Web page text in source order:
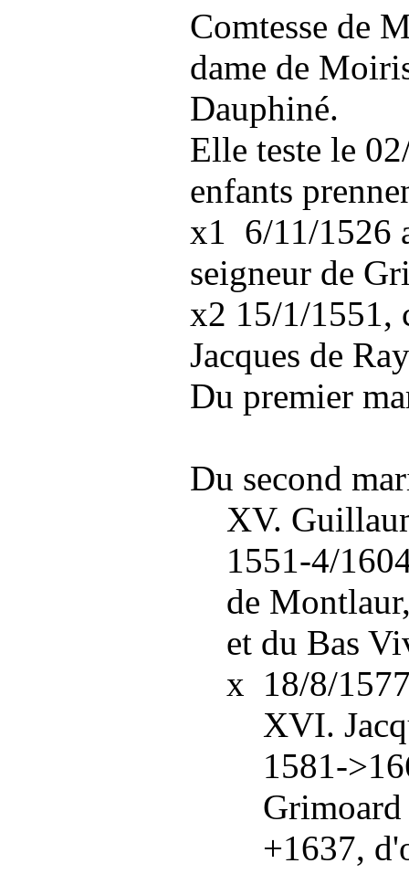
Comtesse de
dame de
Dauphiné.
Elle teste le
enfants
x1 6/11/1526
seigneur de
x2 15/1/1551,
Jacques de
Du premier
Du second
XV.
1551-4/
de
et du Bas
x 18/8/
XVI.
1581-
+1637,